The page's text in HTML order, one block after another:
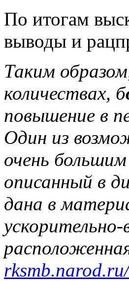
По итогам
выводы и
Таким
количествах, б
повышение в
Один из
очень
описанный в
дана в